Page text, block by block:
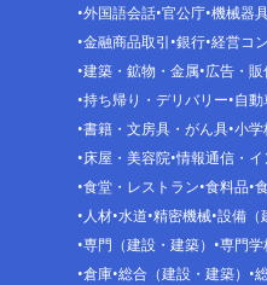
外国語会話 官公庁 機械器
金融商品取引 銀行 経営コ
建築・鉱物・金属 広告・販
持ち帰り・デリバリー 自
書籍・文房具・がん具 小学
床屋・美容院 情報通信・イ
食堂・レストラン 食料品
人材 水道 精密機械 設備（
専門（建設・建築）
専門学
倉庫 総合（建設・建築）